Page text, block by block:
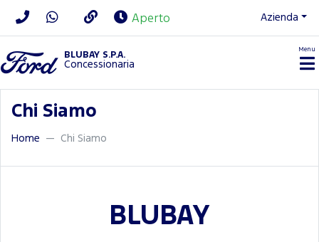
Aperto Azienda
BLUBAY S.P.A.
Concessionaria
Menu
Chi Siamo
Home Chi Siamo
BLUBAY